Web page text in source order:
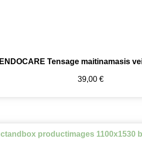
ENDOCARE Tensage maitinamasis
39,00 €